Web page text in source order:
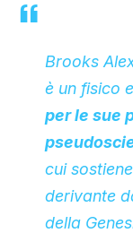
Brooks
è un fisico
per le sue
cui
derivante
della